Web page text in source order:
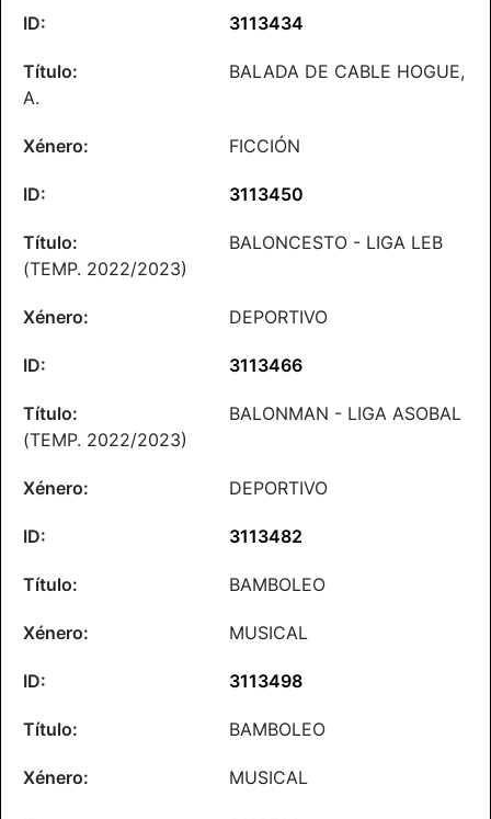
3113434
BALADA DE CABLE HOGUE,
A.
FICCIÓN
3113450
BALONCESTO - LIGA LEB
(TEMP. 2022/2023)
DEPORTIVO
3113466
BALONMAN - LIGA ASOBAL
(TEMP. 2022/2023)
DEPORTIVO
3113482
BAMBOLEO
MUSICAL
3113498
BAMBOLEO
MUSICAL